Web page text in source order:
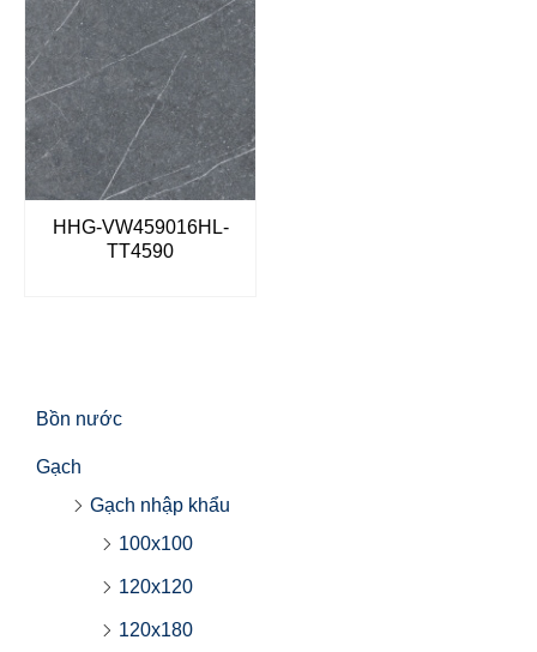
Bồn nước
Gạch
Gạch nhập khẩu
100x100
120x120
120x180
HHG-VW459016HL-
TT4590